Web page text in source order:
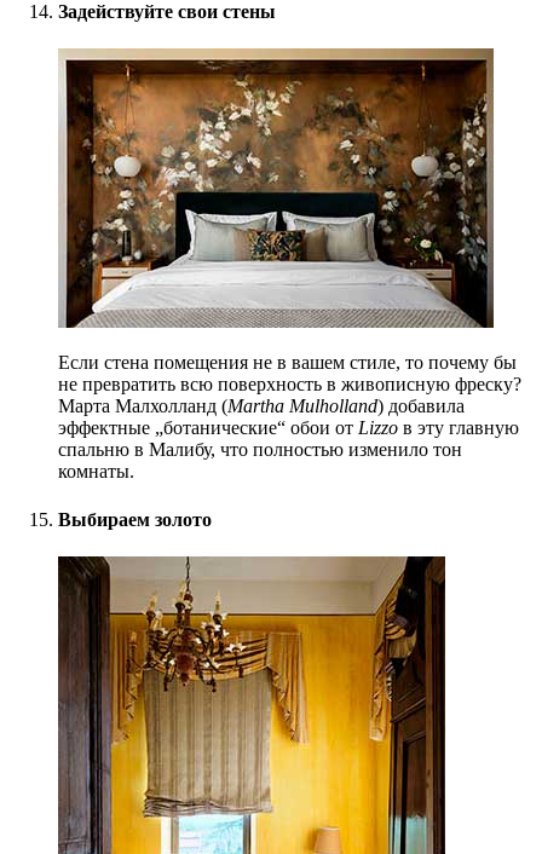
Задействуйте свои стены
Если стена помещения не в вашем стиле, то почему бы
не превратить всю поверхность в живописную фреску?
Марта Малхолланд (Martha Mulholland) добавила
эффектные „ботанические“ обои от Lizzo в эту главную
спальню в Малибу, что полностью изменило тон
комнаты.
Выбираем золото